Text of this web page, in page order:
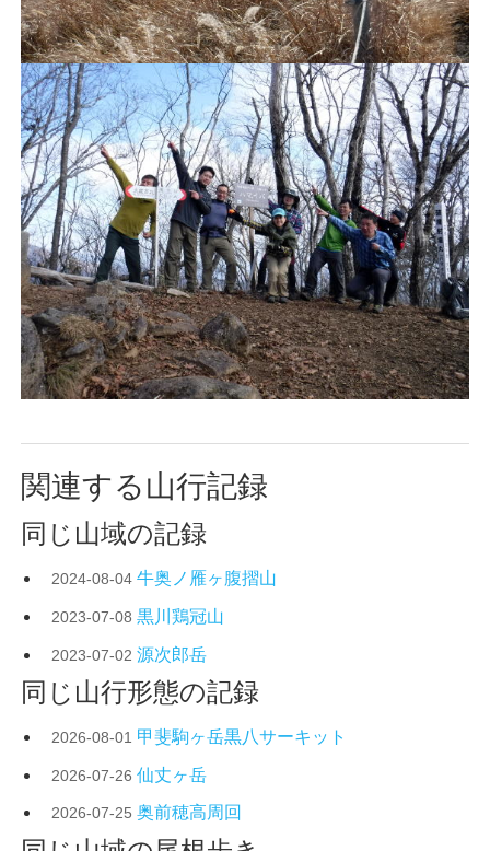
関連する山行記録
同じ山域の記録
2024-08-04 牛奥ノ雁ヶ腹摺山
2023-07-08 黒川鶏冠山
2023-07-02 源次郎岳
同じ山行形態の記録
2026-08-01 甲斐駒ヶ岳黒八サーキット
2026-07-26 仙丈ヶ岳
2026-07-25 奥前穂高周回